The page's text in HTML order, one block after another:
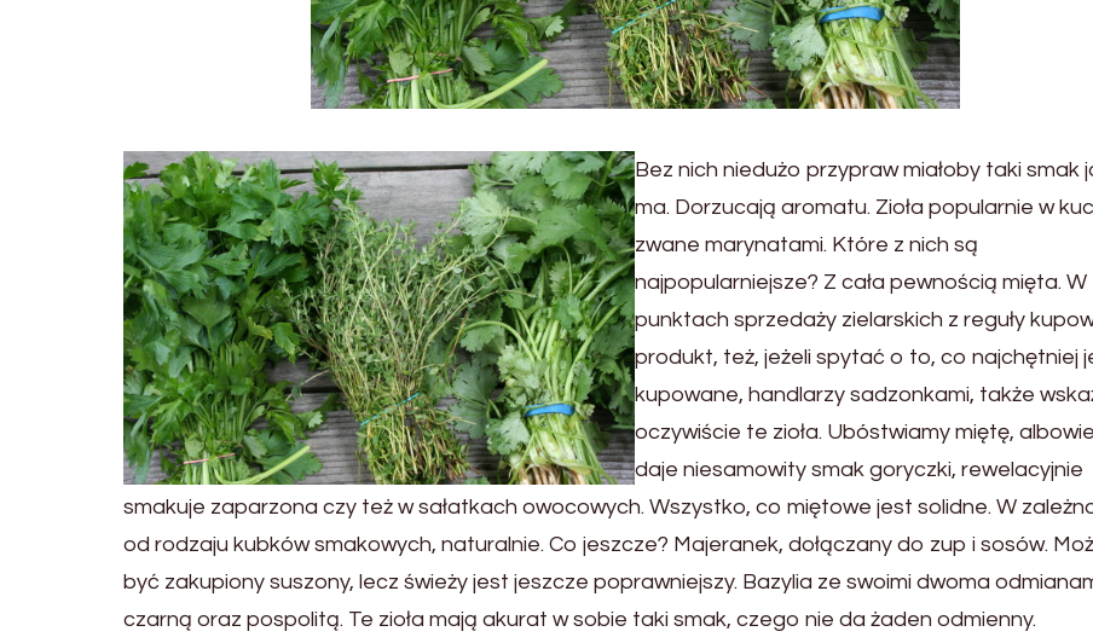
Bez nich niedużo przypraw miałoby taki smak
ma. Dorzucają aromatu. Zioła popularnie w
zwane marynatami. Które z nich są
najpopularniejsze? Z cała pewnością mięta. W
punktach sprzedaży zielarskich z reguły
produkt, też, jeżeli spytać o to, co najchętniej
kupowane, handlarzy sadzonkami, także
oczywiście te zioła. Ubóstwiamy miętę,
daje niesamowity smak goryczki, rewelacyjnie
smakuje zaparzona czy też w sałatkach owocowych. Wszystko, co miętowe jest solidne. W
od rodzaju kubków smakowych, naturalnie. Co jeszcze? Majeranek, dołączany do zup i sosów.
być zakupiony suszony, lecz świeży jest jeszcze poprawniejszy. Bazylia ze swoimi dwoma
czarną oraz pospolitą. Te zioła mają akurat w sobie taki smak, czego nie da żaden odmienny.